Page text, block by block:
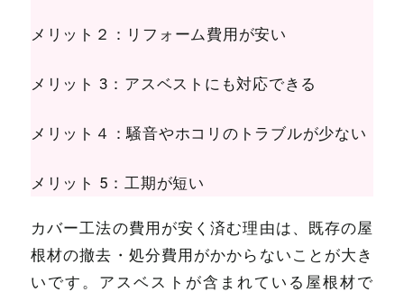
メリット２：リフォーム費用が安い
メリット 3：アスベストにも対応できる
メリット４：騒音やホコリのトラブルが少ない
メリット 5：工期が短い
カバー工法の費用が安く済む理由は、既存の屋
根材の撤去・処分費用がかからないことが大き
いです。アスベストが含まれている屋根材で